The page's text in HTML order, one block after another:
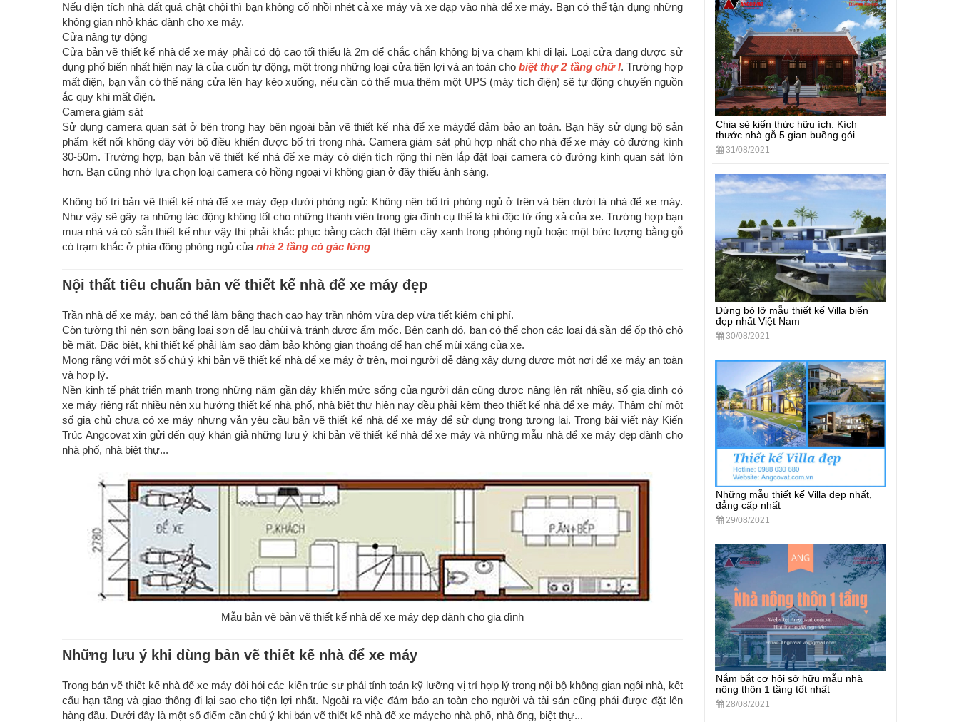
Nếu diện tích nhà đất quá chật chội thì bạn không cố nhồi nhét cả xe máy và xe đạp vào nhà để xe máy. Bạn có thể tận dụng những
không gian nhỏ khác dành cho xe máy.
Cửa nâng tự động
Cửa bản vẽ thiết kế nhà để xe máy phải có độ cao tối thiểu là 2m để chắc chắn không bị va chạm khi đi lại. Loại cửa đang được sử
dụng phổ biến nhất hiện nay là của cuốn tự động, một trong những loại cửa tiện lợi và an toàn chobiệt thự 2 tầng chữ l. Trường hợp
mất điện, bạn vẫn có thể nâng cửa lên hay kéo xuống, nếu cần có thể mua thêm một UPS (máy tích điện) sẽ tự động chuyển nguồn
ắc quy khi mất điện.
Camera giám sát
Sử dụng camera quan sát ở bên trong hay bên ngoài bản vẽ thiết kế nhà để xe máyđể đảm bảo an toàn. Bạn hãy sử dụng bộ sản
phẩm kết nối không dây với bộ điều khiển được bố trí trong nhà. Camera giám sát phù hợp nhất cho nhà để xe máy có đường kính
30-50m. Trường hợp, bạn bản vẽ thiết kế nhà để xe máy có diện tích rộng thì nên lắp đặt loại camera có đường kính quan sát lớn
hơn. Bạn cũng nhớ lựa chọn loại camera có hồng ngoại vì không gian ở đây thiếu ánh sáng.
Không bố trí bản vẽ thiết kế nhà để xe máy đẹp dưới phòng ngủ: Không nên bố trí phòng ngủ ở trên và bên dưới là nhà để xe máy.
Như vậy sẽ gây ra những tác động không tốt cho những thành viên trong gia đình cụ thể là khí độc từ ống xả của xe. Trường hợp bạn
mua nhà và có sẵn thiết kế như vậy thì phải khắc phục bằng cách đặt thêm cây xanh trong phòng ngủ hoặc một bức tượng bằng gỗ
có trạm khắc ở phía đông phòng ngủ của nhà 2 tầng có gác lửng
Nội thất tiêu chuẩn bản vẽ thiết kế nhà để xe máy đẹp
Trần nhà để xe máy, bạn có thể làm bằng thạch cao hay trần nhôm vừa đẹp vừa tiết kiệm chi phí.
Còn tường thì nên sơn bằng loại sơn dễ lau chùi và tránh được ẩm mốc. Bên cạnh đó, bạn có thể chọn các loại đá sần để ốp thô chô
bề mặt. Đặc biệt, khi thiết kế phải làm sao đảm bảo không gian thoáng để hạn chế mùi xăng của xe.
Mong rằng với một số chú ý khi bản vẽ thiết kế nhà để xe máy ở trên, mọi người dễ dàng xây dựng được một nơi để xe máy an toàn
và hợp lý.
Nền kinh tế phát triển mạnh trong những năm gần đây khiến mức sống của người dân cũng được nâng lên rất nhiều, số gia đình có
xe máy riêng rất nhiều nên xu hướng thiết kế nhà phố, nhà biệt thự hiện nay đều phải kèm theo thiết kế nhà để xe máy. Thậm chí một
số gia chủ chưa có xe máy nhưng vẫn yêu cầu bản vẽ thiết kế nhà để xe máy để sử dụng trong tương lai. Trong bài viết này Kiến
Trúc Angcovat xin gửi đến quý khán giả những lưu ý khi bản vẽ thiết kế nhà để xe máy và những mẫu nhà để xe máy đẹp dành cho
nhà phố, nhà biệt thự...
Mẫu bản vẽ bản vẽ thiết kế nhà để xe máy đẹp dành cho gia đình
Những lưu ý khi dùng bản vẽ thiết kế nhà để xe máy
Trong bản vẽ thiết kế nhà để xe máy đòi hỏi các kiến trúc sư phải tính toán kỹ lưỡng vị trí hợp lý trong nội bộ không gian ngôi nhà, kết
cấu hạn tầng và giao thông đi lại sao cho tiện lợi nhất. Ngoài ra việc đảm bảo an toàn cho người và tài sản cũng phải được đặt lên
hàng đầu. Dưới đây là một số điểm cần chú ý khi bản vẽ thiết kế nhà để xe máycho nhà phố, nhà ống, biệt thự...
Chia sẻ kiến thức hữu ích: Kích
thước nhà gỗ 5 gian buồng gói
31/08/2021
Đừng bỏ lỡ mẫu thiết kế Villa biển
đẹp nhất Việt Nam
30/08/2021
Những mẫu thiết kế Villa đẹp nhất,
đẳng cấp nhất
29/08/2021
Nắm bắt cơ hội sở hữu mẫu nhà
nông thôn 1 tầng tốt nhất
28/08/2021